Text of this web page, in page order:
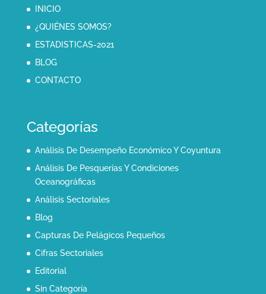
INICIO
¿QUIÉNES SOMOS?
ESTADISTICAS-2021
BLOG
CONTACTO
Categorías
Análisis De Desempeño Económico Y Coyuntura
Análisis De Pesquerías Y Condiciones
Oceanográficas
Análisis Sectoriales
Blog
Capturas De Pelágicos Pequeños
Cifras Sectoriales
Editorial
Sin Categoría